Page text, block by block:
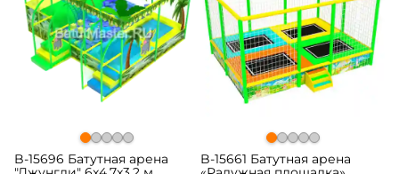
B-15696 Батутная арена
B-15661 Батутная арена